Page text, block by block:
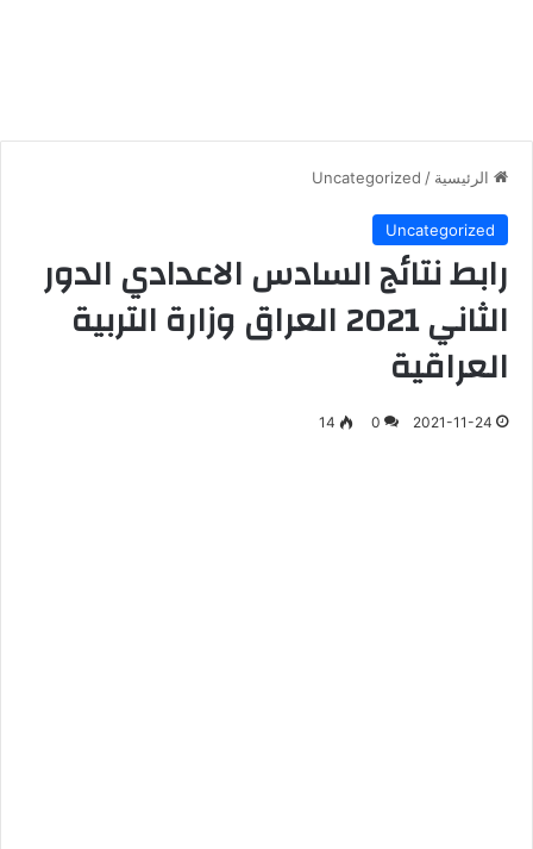
الرئيسية /
Uncategorized
Uncategorized
رابط نتائج السادس الاعدادي الدور
الثاني 2021 العراق وزارة التربية
العراقية
2021-11-24
0
14